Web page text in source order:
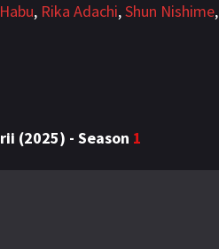
, Rika Adachi,Shun Nishime,
(2025) - Season 1